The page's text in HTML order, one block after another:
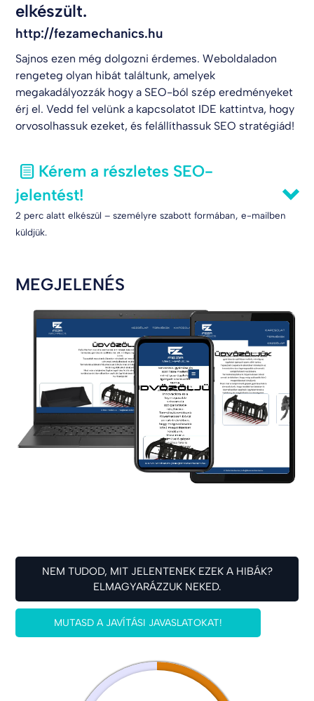
elkészült.
http://fezamechanics.hu
Sajnos ezen még dolgozni érdemes. Weboldaladon
rengeteg olyan hibát találtunk, amelyek
megakadályozzák hogy a SEO-ból szép eredményeket
érj el. Vedd fel velünk a kapcsolatot IDE kattintva, hogy
orvosolhassuk ezeket, és felállíthassuk SEO stratégiád!
Kérem a részletes SEO-
jelentést!
2 perc alatt elkészül – személyre szabott formában, e-mailben
küldjük.
MEGJELENÉS
NEM TUDOD, MIT JELENTENEK EZEK A HIBÁK?
ELMAGYARÁZZUK NEKED.
MUTASD A JAVÍTÁSI JAVASLATOKAT!